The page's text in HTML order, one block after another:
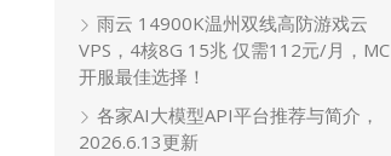
雨云 14900K温州双线高防游戏云
VPS，4核8G 15兆 仅需112元/月，MC
开服最佳选择！
各家AI大模型API平台推荐与简介，
2026.6.13更新